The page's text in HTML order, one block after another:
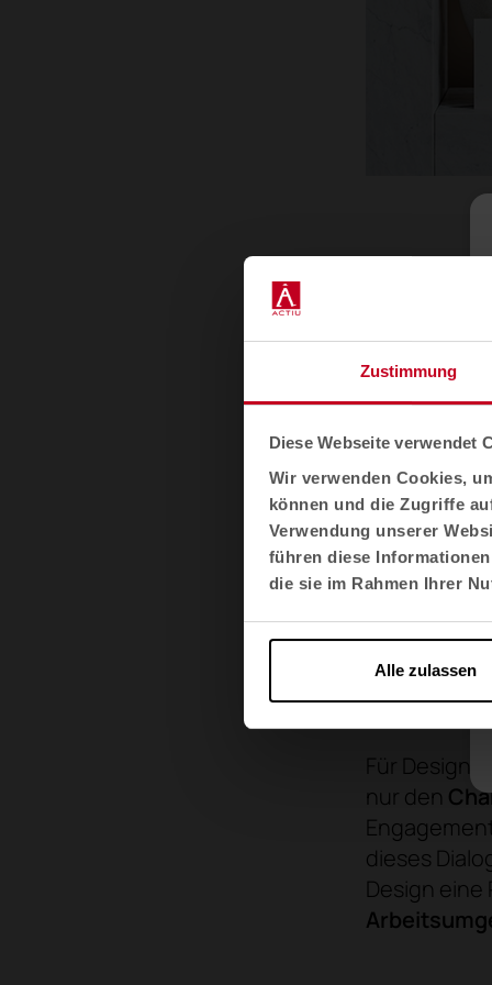
Zustimmung
Diese Webseite verwendet
Wir verwenden Cookies,
können und die Zugriffe
Verwendung unserer
führen diese
die sie im Rahmen Ihrer
Alle zulassen
Das Spiel
Ergänzung
Tiefe und
während
und
verstärken.
Designer
des
Für
nur den
dieses
Design eine